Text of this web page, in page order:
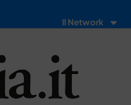
Il Network